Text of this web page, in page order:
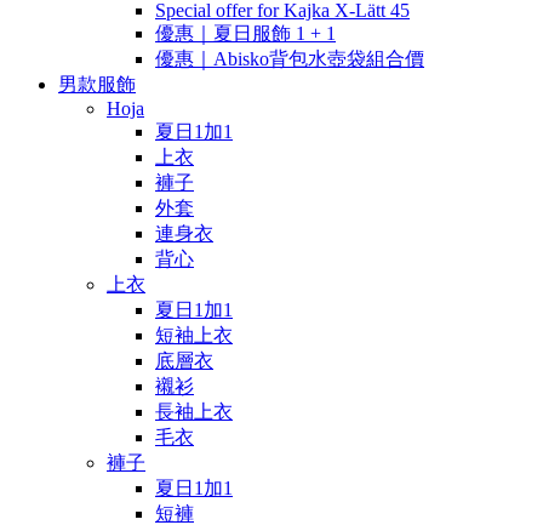
Special offer for Kajka X-Lätt 45
優惠｜夏日服飾 1 + 1
優惠｜Abisko背包水壺袋組合價
男款服飾
Hoja
夏日1加1
上衣
褲子
外套
連身衣
背心
上衣
夏日1加1
短袖上衣
底層衣
襯衫
長袖上衣
毛衣
褲子
夏日1加1
短褲